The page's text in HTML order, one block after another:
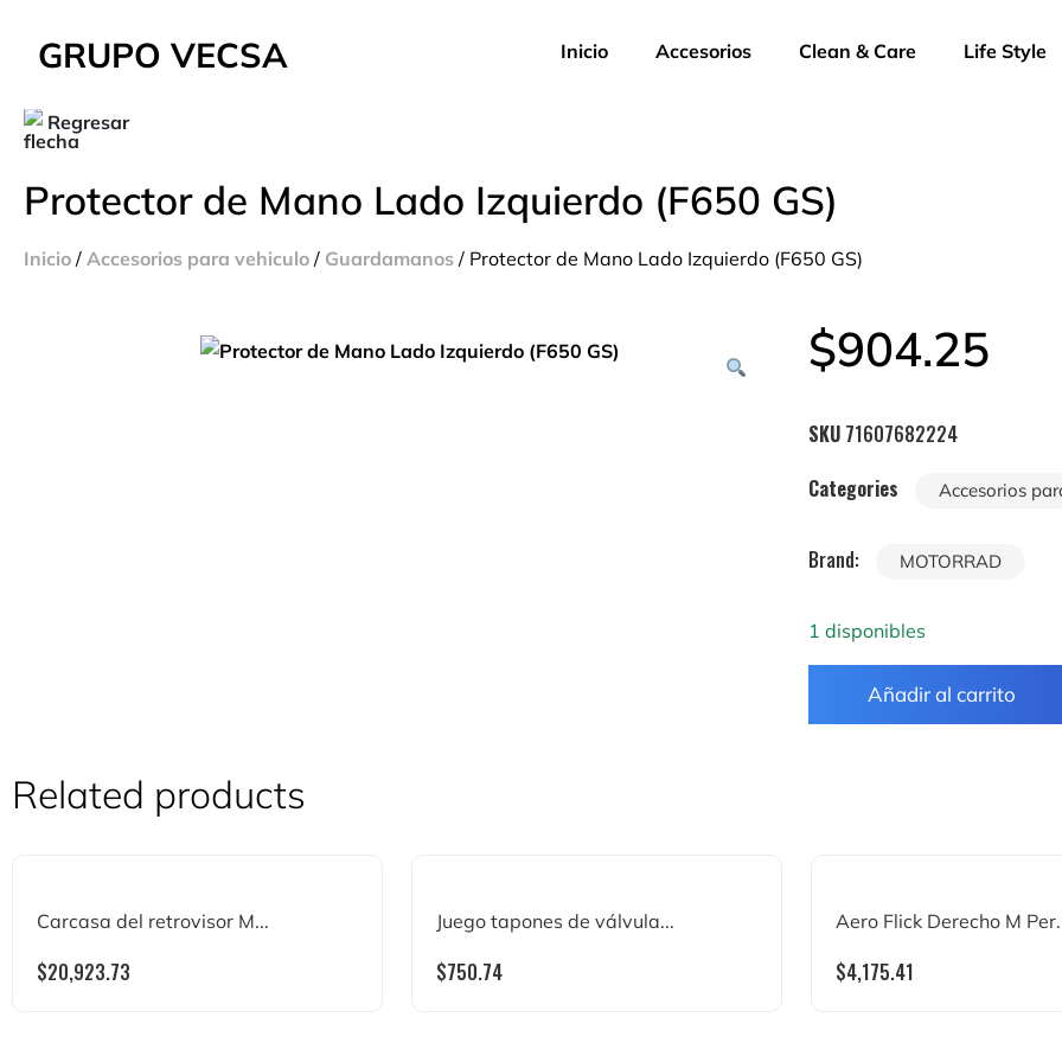
GRUPO VECSA Inicio Accesorios Clean & Care Life Style
Regresar
Protector de Mano Lado Izquierdo (F650 GS)
Inicio / Accesorios para vehiculo / Guardamanos / Protector de Mano Lado Izquierdo (F650 GS)
$904.25
SKU 71607682224
Categories
Accesorios
Brand: MOTORRAD
1 disponibles
Añadir al carrito
Related products
Carcasa del retrovisor M...
$20,923.73
Juego tapones de válvula...
$750.74
Aero Flick Derecho M
$4,175.41